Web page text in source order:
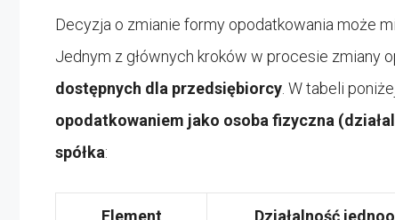
Decyzja o zmianie formy opodatkowania może
Jednym z głównych kroków w procesie zmiany
dostępnych dla przedsiębiorcy. W tabeli
opodatkowaniem jako osoba fizyczna
spółka: